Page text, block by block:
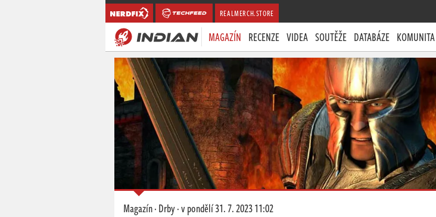
REALMERCH.STORE
MAGAZÍN RECENZE VIDEA SOUTĚŽE DATABÁZE KOMUNITA
Magazín·Drby·v pondělí31. 7. 2023 11:02